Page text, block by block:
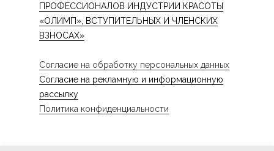
ПРОФЕССИОНАЛОВ ИНДУСТРИИ КРАСОТЫ
«ОЛИМП», ВСТУПИТЕЛЬНЫХ И ЧЛЕНСКИХ
ВЗНОСАХ»
Согласие на обработку персональных данных
Согласие на рекламную и информационную
рассылку
Политика конфиденциальности